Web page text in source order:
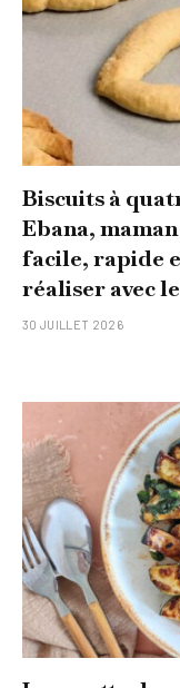
Biscuits à
Ebana,
facile, rapide
réaliser avec
30 JUILLET 2026